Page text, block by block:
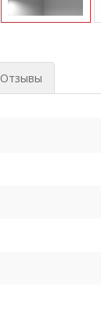
Отзывы